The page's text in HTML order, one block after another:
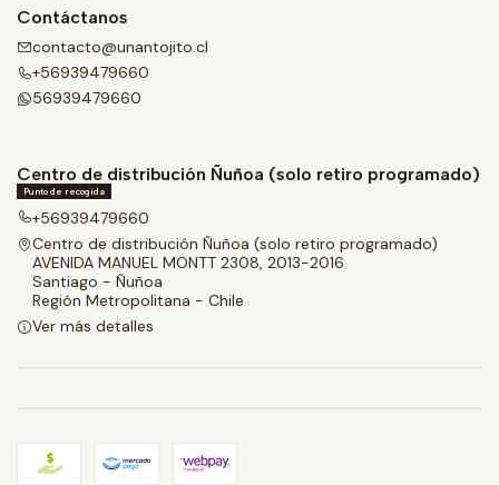
Contáctanos
contacto@unantojito.cl
+56939479660
56939479660
Centro de distribución Ñuñoa (solo retiro programado)
Punto de recogida
+56939479660
Centro de distribución Ñuñoa (solo retiro programado)
AVENIDA MANUEL MONTT 2308, 2013-2016
Santiago - Ñuñoa
Región Metropolitana - Chile
Ver más detalles